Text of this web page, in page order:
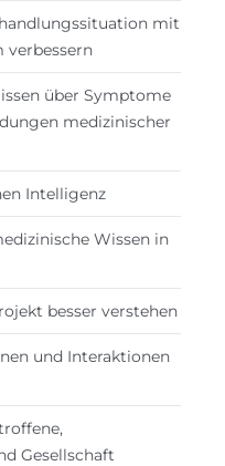
mit
über Symptome
medizinischer
Intelligenz
Wissen in
besser verstehen
und Interaktionen
Gesellschaft